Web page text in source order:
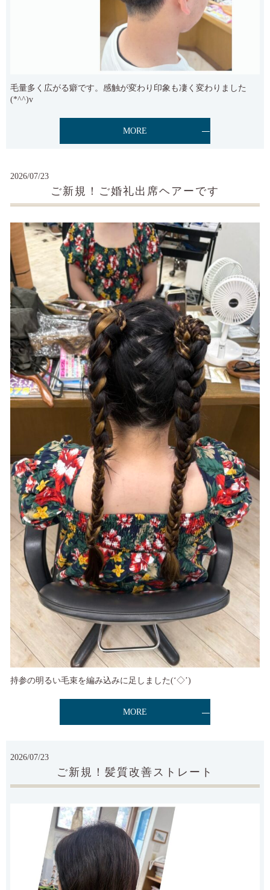
毛量多く広がる癖です。感触が変わり印象も凄く変わりました
(*^^)v
MORE
2026/07/23
ご新規！ご婚礼出席ヘアーです
持参の明るい毛束を編み込みに足しました(‘◇’)ゞ
MORE
2026/07/23
ご新規！髪質改善ストレート